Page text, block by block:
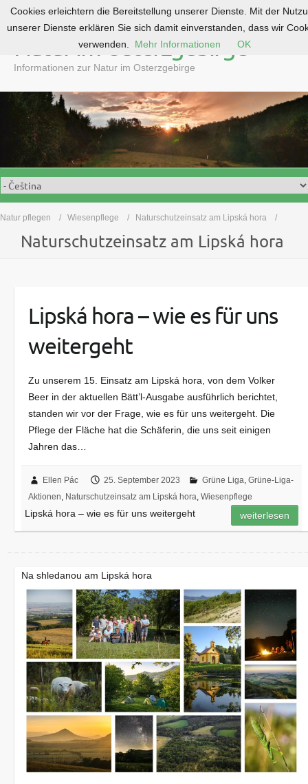
o
e
n
Natur im Osterzgebirge
Informationen zur Natur im Osterzgebirge
Natur pflegen Wiesenpflege Naturschutzeinsatz am Lipská hora
Naturschutzeinsatz am Lipská hora
Lipská hora – wie es für uns
weitergeht
Zu unserem 15. Einsatz am Lipská hora, von dem Volker
Beer in der aktuellen Bätt’l-Ausgabe ausführlich berichtet,
standen wir vor der Frage, wie es für uns weitergeht. Die
Pflege der Fläche hat die Schäferin, die uns seit einigen
Jahren das…
Ellen Pác 25. September 2023 Grüne Liga,Grüne-Liga-
Aktionen, Naturschutzeinsatz am Lipská hora,Wiesenpflege
Lipská hora – wie es für uns weitergeht weiterlesen
Na shledanou am Lipská hora
Cookies erleichtern die Bereitstellung unserer Dienste. Mit der
unserer Dienste erklären Sie sich damit einverstanden, dass wir
verwenden.
Mehr Informationen OK